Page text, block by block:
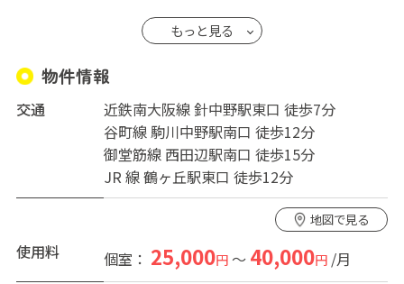
近鉄南大阪線針中野駅 徒歩7分
大阪市営地下鉄谷町線駒川中野駅 徒歩12分
大阪市営地下鉄御堂筋線西田辺駅 徒歩15分
・近隣に長居公園
・スーパー徒歩10秒
・オーナーも20代で関わりやすい
・友達と入居可
・なんばまで4駅
共益費15000円
もっと見る
物件情報
交通
近鉄南大阪線 針中野駅東口 徒歩7分
谷町線 駒川中野駅南口 徒歩12分
御堂筋線 西田辺駅南口 徒歩15分
JR 線 鶴ヶ丘駅東口 徒歩12分
地図で見る
使用料 個室： 25,000円～ 40,000円/月